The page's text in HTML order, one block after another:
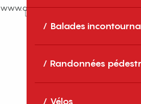
Balades
Randonnées
Vélos
www.airbnb.fr